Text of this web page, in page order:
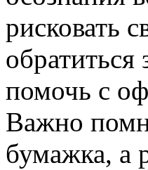
рисковать
помочь с
Важно
бумажка, а